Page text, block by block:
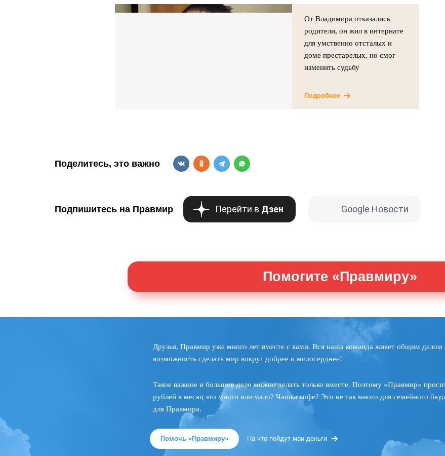
От Владимира отказались
родители, он жил в интернате
для умственно отсталых и
доме престарелых, но смог
изменить судьбу
Подробнее
Поделитесь, это важно
Подпишитесь на Правмир Перейти в Дзен Google Новости
Помогите «Правмиру»
Друзья, Правмир уже много лет вместе с вами. Вся наша команда живет общим
возможность сделать мир вокруг добрее и милосерднее!
Такое важное и большое дело можно делать только вместе. Поэтому «Правмир»
рублей в месяц это много или мало? Чашка кофе? Это не так много для семейного
для Правмира.
Помочь «Правмиру» На что пойдут мои деньги